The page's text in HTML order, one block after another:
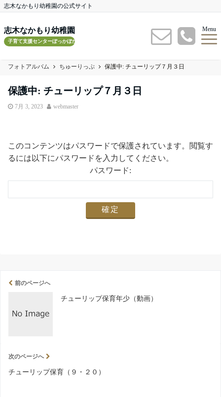
志木なかもり幼稚園の公式サイト
志木なかもり幼稚園
子育て支援センターぽっかぽかルーム
Menu
フォトアルバム ちゅーりっぷ 保護中: チューリップ７月３日
保護中: チューリップ７月３日
7月 3, 2023 webmaster
このコンテンツはパスワードで保護されています。閲覧す
るには以下にパスワードを入力してください。
パスワード:
前のページへ
チューリップ保育年少（動画）
次のページへ
チューリップ保育（９・２０）